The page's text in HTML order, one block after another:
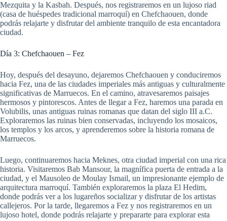
Mezquita y la Kasbah. Después, nos registraremos en un lujoso riad
(casa de huéspedes tradicional marroquí) en Chefchaouen, donde
podrás relajarte y disfrutar del ambiente tranquilo de esta encantadora
ciudad.
Día 3: Chefchaouen – Fez
Hoy, después del desayuno, dejaremos Chefchaouen y conduciremos
hacia Fez, una de las ciudades imperiales más antiguas y culturalmente
significativas de Marruecos. En el camino, atravesaremos paisajes
hermosos y pintorescos. Antes de llegar a Fez, haremos una parada en
Volubilis, unas antiguas ruinas romanas que datan del siglo III a.C.
Exploraremos las ruinas bien conservadas, incluyendo los mosaicos,
los templos y los arcos, y aprenderemos sobre la historia romana de
Marruecos.
Luego, continuaremos hacia Meknes, otra ciudad imperial con una rica
historia. Visitaremos Bab Mansour, la magnífica puerta de entrada a la
ciudad, y el Mausoleo de Moulay Ismail, un impresionante ejemplo de
arquitectura marroquí. También exploraremos la plaza El Hedim,
donde podrás ver a los lugareños socializar y disfrutar de los artistas
callejeros. Por la tarde, llegaremos a Fez y nos registraremos en un
lujoso hotel, donde podrás relajarte y prepararte para explorar esta